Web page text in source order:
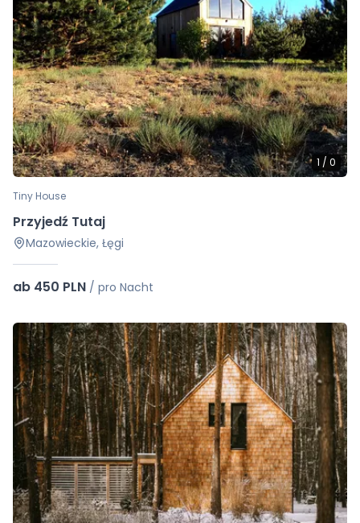
1 / 0
Tiny House
Przyjedź Tutaj
Mazowieckie, Łęgi
ab 450 PLN / pro Nacht